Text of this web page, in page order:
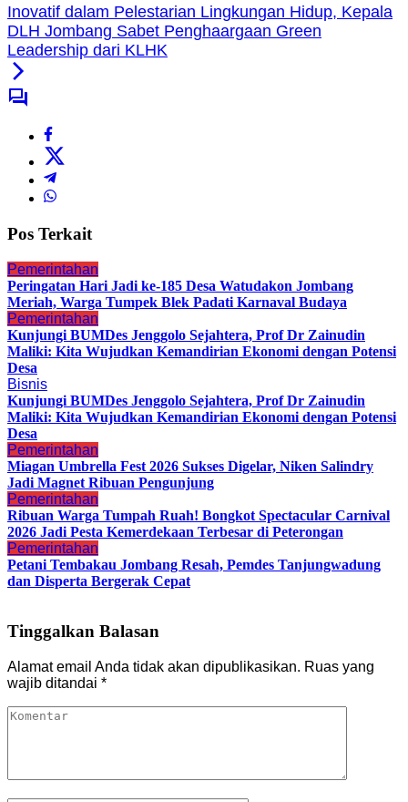
Inovatif dalam Pelestarian Lingkungan Hidup, Kepala
DLH Jombang Sabet Penghaargaan Green
Leadership dari KLHK
Pos Terkait
Pemerintahan
Peringatan Hari Jadi ke-185 Desa Watudakon Jombang
Meriah, Warga Tumpek Blek Padati Karnaval Budaya
Pemerintahan
Kunjungi BUMDes Jenggolo Sejahtera, Prof Dr Zainudin
Maliki: Kita Wujudkan Kemandirian Ekonomi dengan Potensi
Desa
Bisnis
Kunjungi BUMDes Jenggolo Sejahtera, Prof Dr Zainudin
Maliki: Kita Wujudkan Kemandirian Ekonomi dengan Potensi
Desa
Pemerintahan
Miagan Umbrella Fest 2026 Sukses Digelar, Niken Salindry
Jadi Magnet Ribuan Pengunjung
Pemerintahan
Ribuan Warga Tumpah Ruah! Bongkot Spectacular Carnival
2026 Jadi Pesta Kemerdekaan Terbesar di Peterongan
Pemerintahan
Petani Tembakau Jombang Resah, Pemdes Tanjungwadung
dan Disperta Bergerak Cepat
Tinggalkan Balasan
Alamat email Anda tidak akan dipublikasikan. Ruas yang
wajib ditandai *